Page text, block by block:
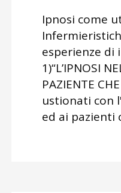
Ipnosi come
esperienze di
1)“L’IPNOSI
PAZIENTE
ustionati con
ed ai pazienti